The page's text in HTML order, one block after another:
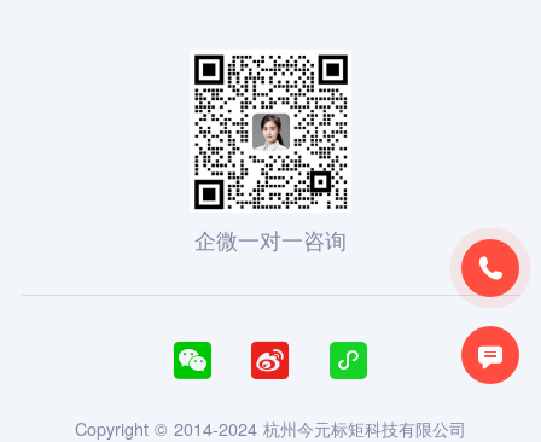


企微一对一咨询
  
Copyright © 2014-2024 杭州今元标矩科技有限公司